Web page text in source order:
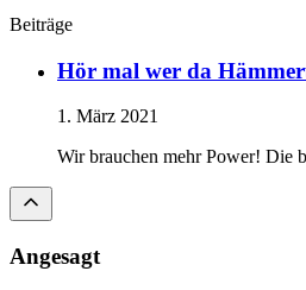
Beiträge
Hör mal wer da
1. März 2021
Wir brauchen mehr Power! Die
Angesagt